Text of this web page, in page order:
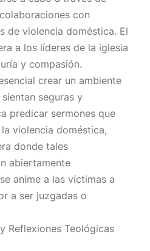
con
de violencia doméstica. El
a los líderes de la iglesia
y compasión.
crear un ambiente
seguras y
predicar sermones que
violencia doméstica,
donde tales
abiertamente
anime a las víctimas a
a ser juzgadas o
Reflexiones Teológicas